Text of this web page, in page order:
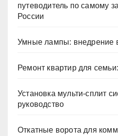
путеводитель по самому
России
Умные лампы: внедрение
Ремонт квартир для
Установка мульти-сплит
руководство
Откатные ворота для